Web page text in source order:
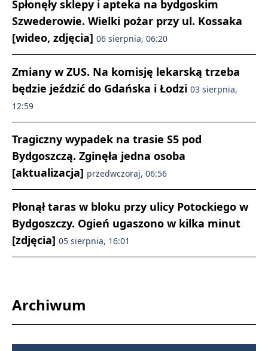
Spłonęły sklepy i apteka na bydgoskim
Szwederowie. Wielki pożar przy ul. Kossaka
[wideo, zdjęcia] 06 sierpnia, 06:20
Zmiany w ZUS. Na komisję lekarską trzeba
będzie jeździć do Gdańska i Łodzi 03 sierpnia,
12:59
Tragiczny wypadek na trasie S5 pod
Bydgoszczą. Zginęła jedna osoba
[aktualizacja] przedwczoraj, 06:56
Płonął taras w bloku przy ulicy Potockiego w
Bydgoszczy. Ogień ugaszono w kilka minut
[zdjęcia] 05 sierpnia, 16:01
Archiwum